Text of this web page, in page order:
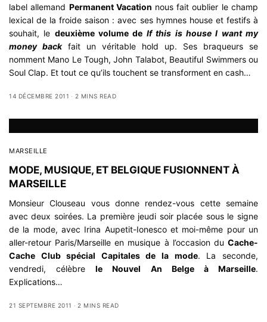
label allemand Permanent Vacation nous fait oublier le champ
lexical de la froide saison : avec ses hymnes house et festifs à
souhait, le deuxième volume de If this is house I want my
money backfait un véritable hold up. Ses braqueurs se
nomment Mano Le Tough, John Talabot, Beautiful Swimmers ou
Soul Clap. Et tout ce qu’ils touchent se transforment en cash…
14 DÉCEMBRE 2011 2 MINS READ
MARSEILLE
MODE, MUSIQUE, ET BELGIQUE FUSIONNENT À
MARSEILLE
Monsieur Clouseau vous donne rendez-vous cette semaine
avec deux soirées. La première jeudi soir placée sous le signe
de la mode, avec Irina Aupetit-Ionesco et moi-même pour un
aller-retour Paris/Marseille en musique à l’occasion du Cache-
Cache Club spécial Capitales de la mode. La seconde,
vendredi, célèbrele Nouvel An Belge à Marseille.
Explications…
21 SEPTEMBRE 2011 2 MINS READ